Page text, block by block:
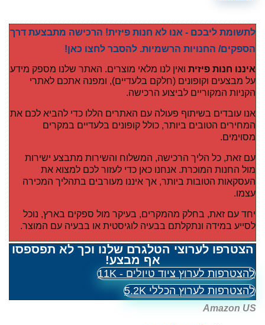
לתשומת ליבכם - אנו לא חנות פיזית! הרכישה מתבצעת דרך
הספקים/ החנויות הרשמיות. להסבר לחצו כאן!
איננו חנות פיזית ואין לנו מלאי מוצרים. האתר שלנו מספק מידע
על מבצעים וקופונים (חלקם בלעדיים), ומפנה אתכם לאתרי
הקניות המקוריים לביצוע הרכישה.
אנו עובדים בשיתוף פעולה עם האתרים הללו כדי להביא לכם את
המחירים הטובים ביותר, כולל קופונים בלעדיים במקרים
מסוימים.
עם זאת, כל הליך הרכישה, המשלוח והשירות מתבצע ישירות
מול החנות המוכרת. אנחנו כאן כדי לעזור לכם למצוא את
העסקאות הטובות ביותר, אך איננו מעורבים בתהליך המכירה
עצמו.
יחד עם זאת, בחלק מהמקרים, בעיקר מול ספקים בארץ, נוכל
לסייע במידה ונתקלתם בבעיה לוגיסטית או בבעיה עם המוצר.
הצטרפו לערוצי הטלגרם שלנו וכך לא תפספסו
אף מבצע!
להצטרפות לערוץ ציוד טיולים - 11K
להצטרפות לערוץ הכללי 5.2K
Amazon US